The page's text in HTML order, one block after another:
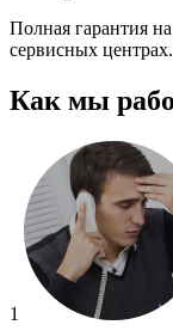
Полная гарантия
сервисных центрах.
Как мы
1